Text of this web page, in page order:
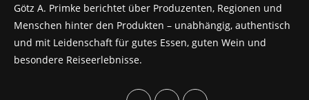
Götz A. Primke berichtet über Produzenten, Regionen und
Menschen hinter den Produkten – unabhängig, authentisch
und mit Leidenschaft für gutes Essen, guten Wein und
besondere Reiseerlebnisse.